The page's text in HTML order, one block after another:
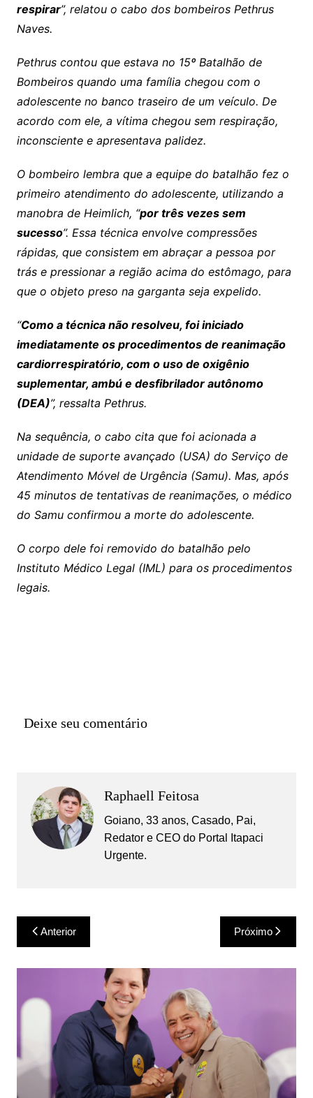
respirar”, relatou o cabo dos bombeiros Pethrus
Naves.
Pethrus contou que estava no 15º Batalhão de
Bombeiros quando uma família chegou com o
adolescente no banco traseiro de um veículo. De
acordo com ele, a vítima chegou sem respiração,
inconsciente e apresentava palidez.
O bombeiro lembra que a equipe do batalhão fez o
primeiro atendimento do adolescente, utilizando a
manobra de Heimlich, “por três vezes sem
sucesso”. Essa técnica envolve compressões
rápidas, que consistem em abraçar a pessoa por
trás e pressionar a região acima do estômago, para
que o objeto preso na garganta seja expelido.
“Como a técnica não resolveu, foi iniciado
imediatamente os procedimentos de reanimação
cardiorrespiratório, com o uso de oxigênio
suplementar, ambú e desfibrilador autônomo
(DEA)”, ressalta Pethrus.
Na sequência, o cabo cita que foi acionada a
unidade de suporte avançado (USA) do Serviço de
Atendimento Móvel de Urgência (Samu). Mas, após
45 minutos de tentativas de reanimações, o médico
do Samu confirmou a morte do adolescente.
O corpo dele foi removido do batalhão pelo
Instituto Médico Legal (IML) para os procedimentos
legais.
Deixe seu comentário
Raphaell Feitosa
Goiano, 33 anos, Casado, Pai,
Redator e CEO do Portal Itapaci
Urgente.
Navegação
de
Post
Anterior Próximo